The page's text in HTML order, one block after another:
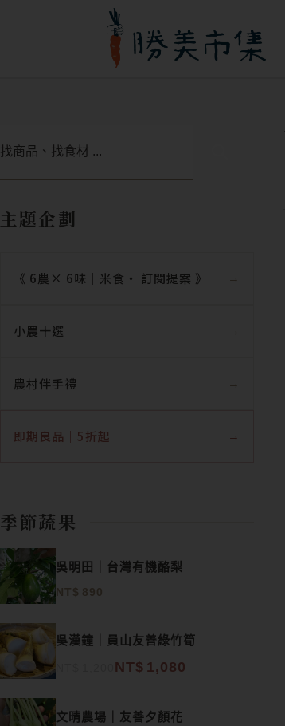
容
主題企劃
《 6農× 6味｜米食‧ 訂閱提案 》
小農十選
農村伴手禮
即期良品｜5折起
季節蔬果
吳明田｜台灣有機酪梨
NT$ 890
吳漢鐘｜員山友善綠竹筍
NT$ 1,080
文晴農場｜友善夕顏花